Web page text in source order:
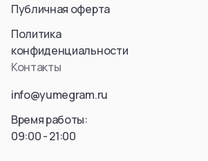
Публичная оферта
Политика
конфиденциальности
Контакты
info@yumegram.ru
Время работы:
09:00 - 21:00